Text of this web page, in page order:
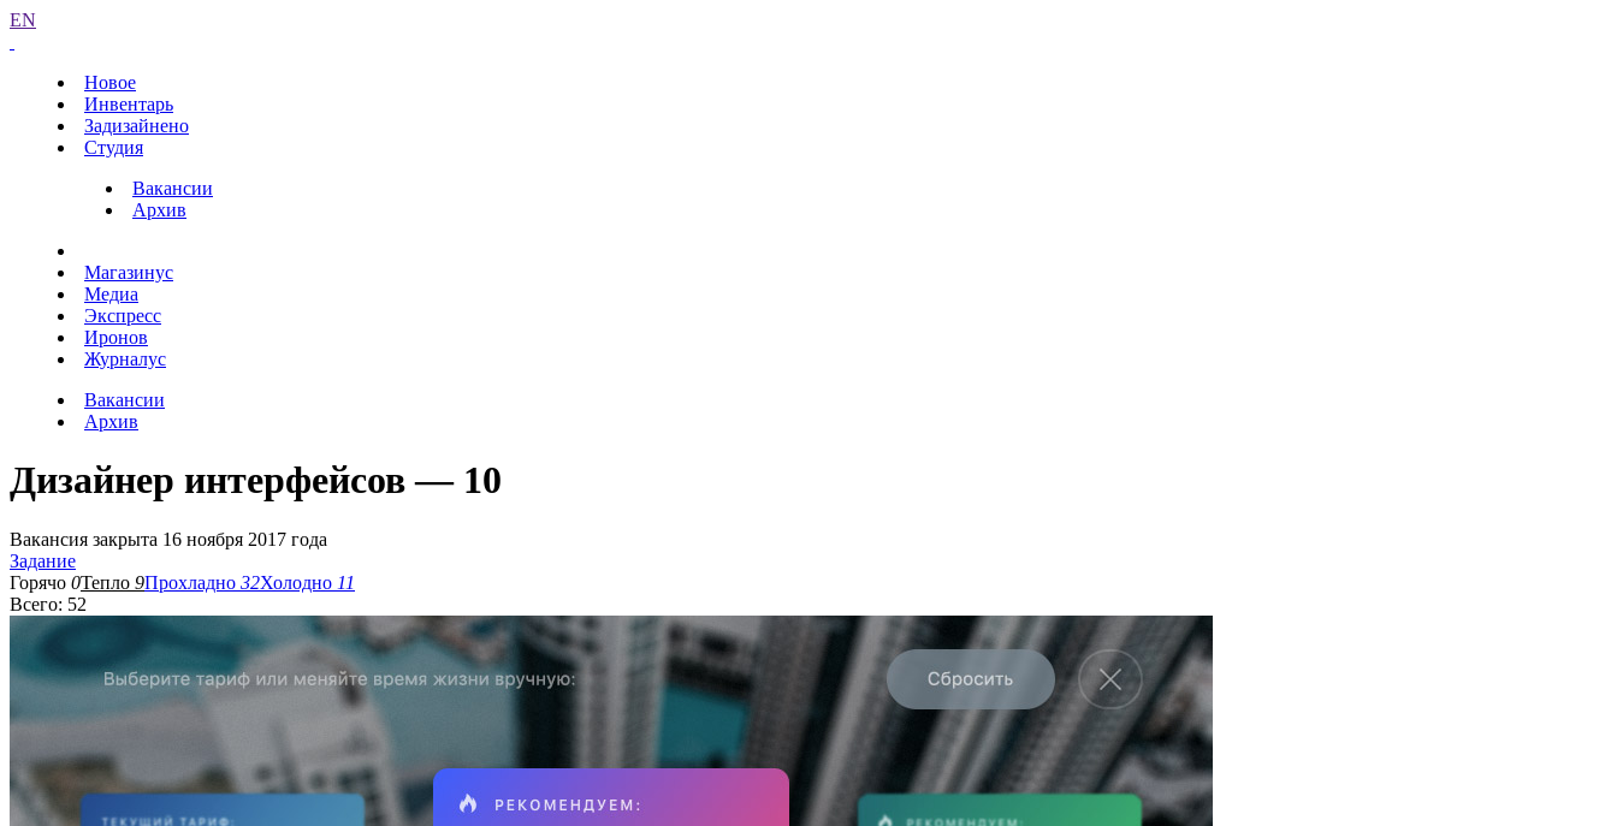
EN
Новое
Инвентарь
Задизайнено
Студия
Вакансии
Архив
Магазинус
Медиа
Экспресс
Иронов
Журналус
Вакансии
Архив
Дизайнер интерфейсов — 10
Вакансия закрыта 16 ноября 2017 года
Задание
Горячо 0Тепло 9Прохладно 32Холодно 11
Всего: 52